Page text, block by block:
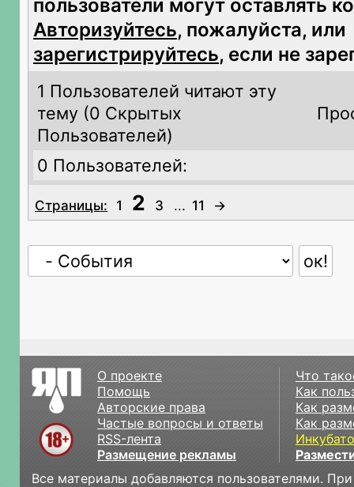
пользователи могут оставлять
Авторизуйтесь, пожалуйста, или
зарегистрируйтесь, если не
1 Пользователей читают эту
тему (0 Скрытых
Пользователей)
0 Пользователей:
Страницы: 1 2 3 ... 11 →
О проекте
Помощь
Авторские права
Частые вопросы и ответы
RSS-лента
Размещение рекламы
Что
Как
Как
Как
Все материалы добавляются пользователями.